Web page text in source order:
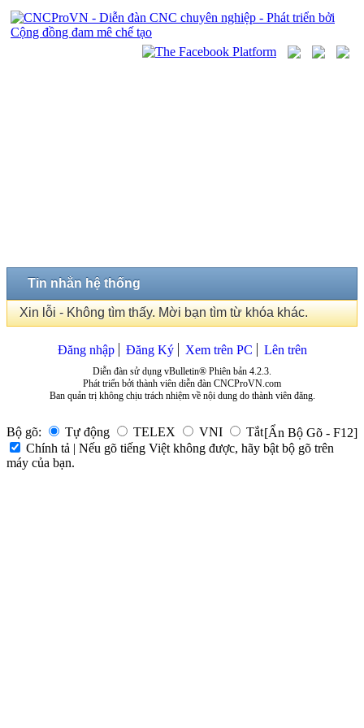
Tin nhắn hệ thống
Xin lỗi - Không tìm thấy. Mời bạn tìm từ khóa khác.
Đăng nhập Đăng Ký Xem trên PC Lên trên
Diễn đàn sử dụng vBulletin® Phiên bản 4.2.3.
Phát triển bởi thành viên diễn đàn CNCProVN.com
Ban quản trị không chịu trách nhiệm về nội dung do thành viên đăng.
Bộ gõ: Tự động TELEX VNI Tắt[Ẩn Bộ Gõ - F12]
Chính tả | Nếu gõ tiếng Việt không được, hãy bật bộ gõ trên
máy của bạn.